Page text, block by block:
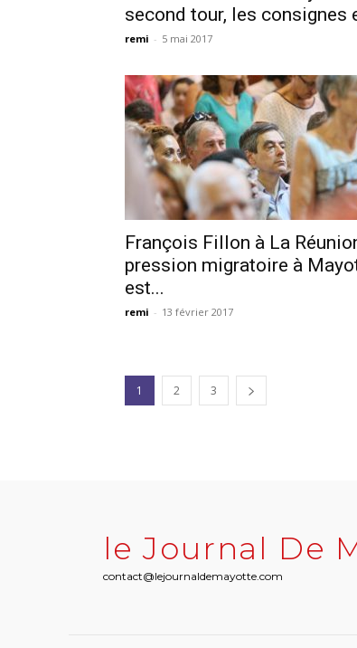
second tour, les consignes
remi - 5 mai 2017
François Fillon à La
pression migratoire à
est...
remi - 13 février 2017
1 2 3
le Journal De
contact@lejournaldemayotte.com